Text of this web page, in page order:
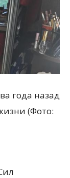
года назад
(Фото: